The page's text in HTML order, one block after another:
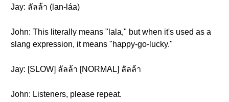
Jay: ลัลล้า (lan-láa)
John: This literally means "lala," but when it's used as a
slang expression, it means "happy-go-lucky."
Jay: [SLOW] ลัลล้า [NORMAL] ลัลล้า
John: Listeners, please repeat.